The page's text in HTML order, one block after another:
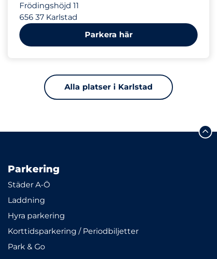
Frödingshöjd 11
656 37 Karlstad
Parkera här
Alla platser i Karlstad
Parkering
Städer A-Ö
Laddning
Hyra parkering
Korttidsparkering / Periodbiljetter
Park & Go